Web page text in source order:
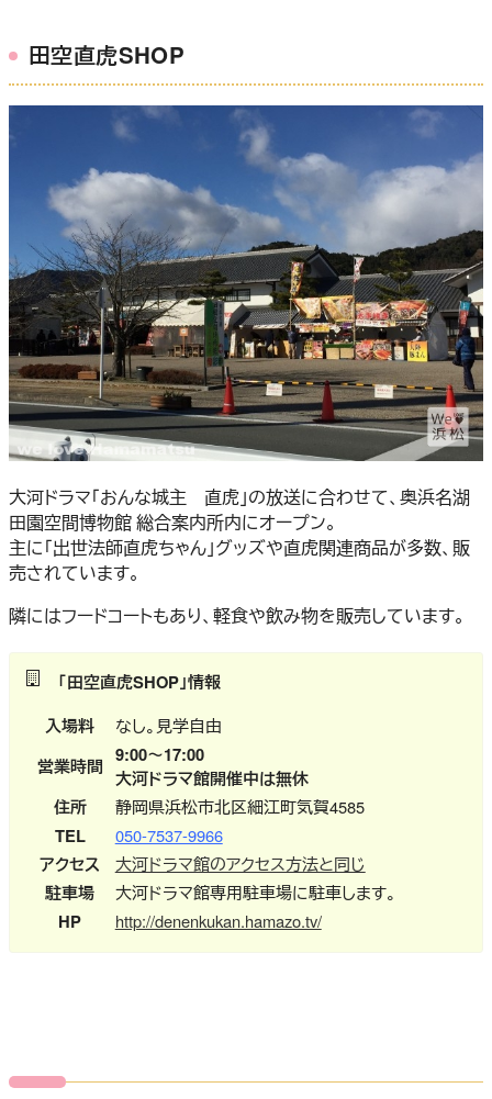
田空直虎SHOP
大河ドラマ「おんな城主 直虎」の放送に合わせて、奥浜名湖
田園空間博物館 総合案内所内にオープン。
主に「出世法師直虎ちゃん」グッズや直虎関連商品が多数、販
売されています。
隣にはフードコートもあり、軽食や飲み物を販売しています。
「田空直虎SHOP」情報
入場料
なし。見学自由
営業時間 9:00～17:00
大河ドラマ館開催中は無休
住所
静岡県浜松市北区細江町気賀4585
TEL 050-7537-9966
アクセス 大河ドラマ館のアクセス方法と同じ
駐車場 大河ドラマ館専用駐車場に駐車します。
HP http://denenkukan.hamazo.tv/